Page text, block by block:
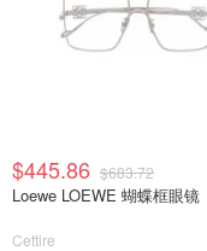
$445.86 $683.72
Loewe LOEWE 蝴蝶框眼镜
Cettire